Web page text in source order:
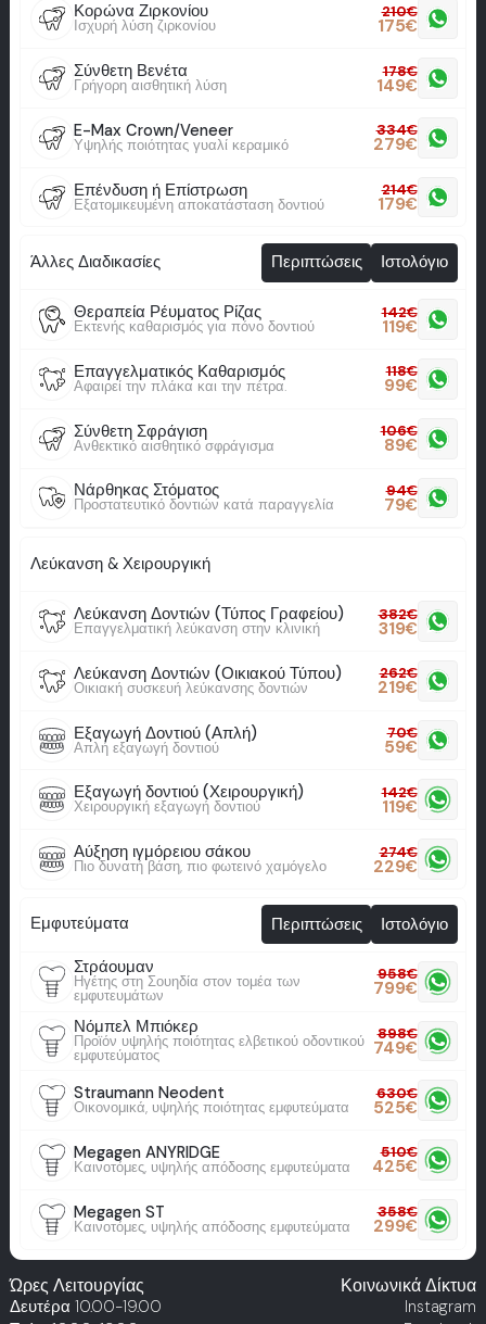
Κορώνα Ζιρκονίου
Ισχυρή λύση ζιρκονίου
210€
175€
Σύνθετη Βενέτα
Γρήγορη αισθητική λύση
178€
149€
E-Max Crown/Veneer
Υψηλής ποιότητας γυαλί κεραμικό
334€
279€
Επένδυση ή Επίστρωση
Εξατομικευμένη αποκατάσταση δοντιού
214€
179€
Άλλες Διαδικασίες Περιπτώσεις Ιστολόγιο
Θεραπεία Ρέυματος Ρίζας
Εκτενής καθαρισμός για πόνο δοντιού
142€
119€
Επαγγελματικός Καθαρισμός
Αφαιρεί την πλάκα και την πέτρα.
118€
99€
Σύνθετη Σφράγιση
Ανθεκτικό αισθητικό σφράγισμα
106€
89€
Νάρθηκας Στόματος
Προστατευτικό δοντιών κατά παραγγελία
94€
79€
Λεύκανση & Χειρουργική
Λεύκανση Δοντιών (Τύπος Γραφείου)
Επαγγελματική λεύκανση στην κλινική
382€
319€
Λεύκανση Δοντιών (Οικιακού Τύπου)
Οικιακή συσκευή λεύκανσης δοντιών
262€
219€
Εξαγωγή Δοντιού (Απλή)
Απλή εξαγωγή δοντιού
70€
59€
Εξαγωγή δοντιού (Χειρουργική)
Χειρουργική εξαγωγή δοντιού
142€
119€
Αύξηση ιγμόρειου σάκου
Πιο δυνατή βάση, πιο φωτεινό χαμόγελο
274€
229€
Εμφυτεύματα Περιπτώσεις Ιστολόγιο
Στράουμαν
Ηγέτης στη Σουηδία στον τομέα των
εμφυτευμάτων
958€
799€
Νόμπελ Μπιόκερ
Προϊόν υψηλής ποιότητας ελβετικού οδοντικού
εμφυτεύματος
898€
749€
Straumann Neodent
Οικονομικά, υψηλής ποιότητας εμφυτεύματα
630€
525€
Megagen ANYRIDGE
Καινοτόμες, υψηλής απόδοσης εμφυτεύματα
510€
425€
Megagen ST
Καινοτόμες, υψηλής απόδοσης εμφυτεύματα
358€
299€
Ώρες Λειτουργίας
Δευτέρα 10.00-19.00
Κοινωνικά Δίκτυα
Instagram